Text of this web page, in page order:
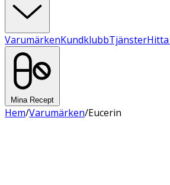
VarumärkenKundklubbTjänster
Mina Recept
Hem/Varumärken/Eucerin